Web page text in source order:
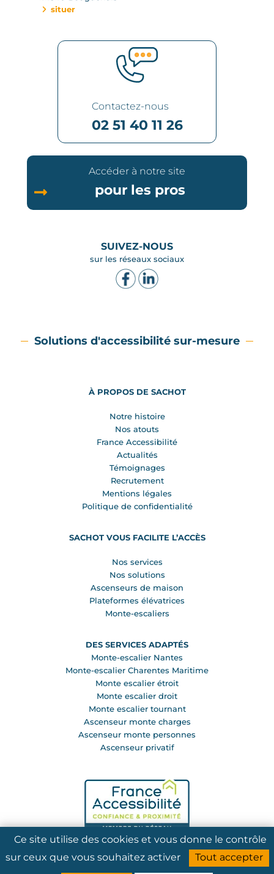
situer
Contactez-nous
02 51 40 11 26
Accéder à notre site
pour les pros
SUIVEZ-NOUS
sur les réseaux sociaux
Solutions d'accessibilité sur-mesure
À PROPOS DE SACHOT
Notre histoire
Nos atouts
France Accessibilité
Actualités
Témoignages
Recrutement
Mentions légales
Politique de confidentialité
SACHOT VOUS FACILITE L’ACCÈS
Nos services
Nos solutions
Ascenseurs de maison
Plateformes élévatrices
Monte-escaliers
DES SERVICES ADAPTÉS
Monte-escalier Nantes
Monte-escalier Charentes Maritime
Monte escalier étroit
Monte escalier droit
Monte escalier tournant
Ascenseur monte charges
Ascenseur monte personnes
Ascenseur privatif
Ce site utilise des cookies et vous donne le contrôle
sur ceux que vous souhaitez activer
Tout accepter